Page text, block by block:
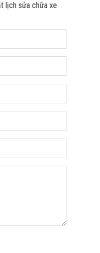
lịch sửa chữa xe